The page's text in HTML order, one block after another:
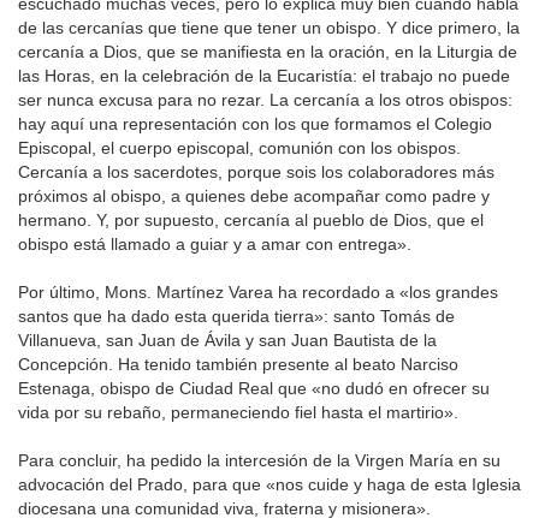
de las cercanías que tiene que tener un obispo. Y dice primero, la
cercanía a Dios, que se manifiesta en la oración, en la Liturgia de
las Horas, en la celebración de la Eucaristía: el trabajo no puede
ser nunca excusa para no rezar. La cercanía a los otros obispos:
hay aquí una representación con los que formamos el Colegio
Episcopal, el cuerpo episcopal, comunión con los obispos.
Cercanía a los sacerdotes, porque sois los colaboradores más
próximos al obispo, a quienes debe acompañar como padre y
hermano. Y, por supuesto, cercanía al pueblo de Dios, que el
obispo está llamado a guiar y a amar con entrega».
Por último, Mons. Martínez Varea ha recordado a «los grandes
santos que ha dado esta querida tierra»: santo Tomás de
Villanueva, san Juan de Ávila y san Juan Bautista de la
Concepción. Ha tenido también presente al beato Narciso
Estenaga, obispo de Ciudad Real que «no dudó en ofrecer su
vida por su rebaño, permaneciendo fiel hasta el martirio».
Para concluir, ha pedido la intercesión de la Virgen María en su
advocación del Prado, para que «nos cuide y haga de esta Iglesia
diocesana una comunidad viva, fraterna y misionera».